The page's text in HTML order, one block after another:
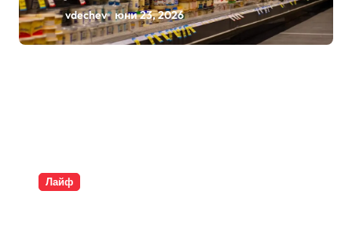
vdechev юни 23, 2026
Лайф